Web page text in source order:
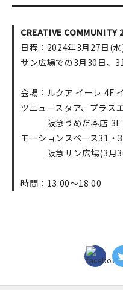
CREATIVE COMMUNITY
日程：2024年3月27日(
サン広場での3月30日、
会場：ルクア イーレ 4F
ツニュースタア、プラス
阪急うめだ本店 3F
モーションスペース31・
阪急サン広場(3月30
時間：13:00～18:00